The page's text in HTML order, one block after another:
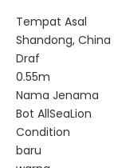
Tempat Asal
Shandong, China
Draf
0.55m
Nama Jenama
Bot AllSeaLion
Condition
baru